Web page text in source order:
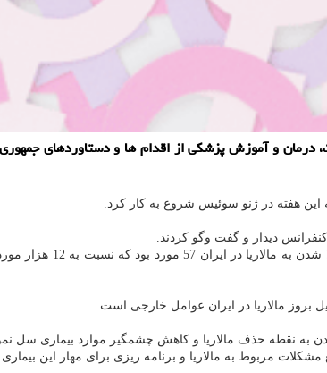
و آموزش پزشكی از اقدام ها و دستاوردهای جمهوری
هفته در ژنو سوئیس شروع به كار كرد.
دیدار و گفت وگو كردند.
بروز مالاریا در ایران عوامل خارجی است.
به نقطه حذف مالاریا و كاهش چشمگیر موارد بیماری سل